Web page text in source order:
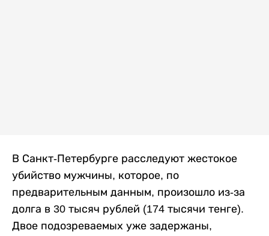
В Санкт-Петербурге расследуют жестокое
убийство мужчины, которое, по
предварительным данным, произошло из-за
долга в 30 тысяч рублей (174 тысячи тенге).
Двое подозреваемых уже задержаны,